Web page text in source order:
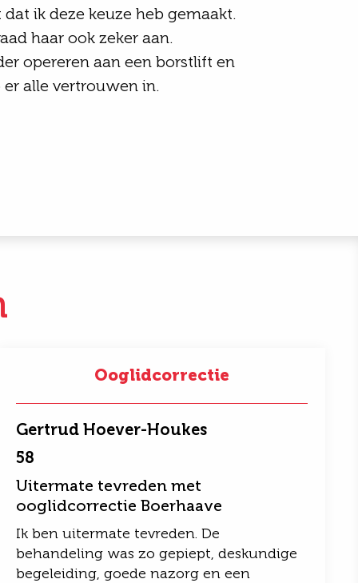
ik deze keuze heb gemaakt.
haar ook zeker aan.
opereren aan een borstlift en
alle vertrouwen in.
Ooglidcorrectie
Gertrud Hoever-Houkes
58
Uitermate tevreden met
ooglidcorrectie Boerhaave
Ik ben uitermate tevreden. De
behandeling was zo gepiept, deskundige
begeleiding, goede nazorg en een